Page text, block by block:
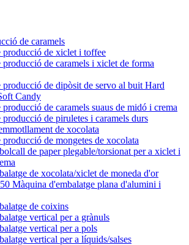
de caramels
producció de xiclet i toffee
de caramels i xiclet de forma
de dipòsit de servo al buit Hard
Candy
de caramels suaus de midó i crema
de piruletes i caramels durs
de xocolata
de mongetes de xocolata
de paper plegable/torsionat per a xiclet i
de xocolata/xiclet de moneda d'or
Màquina d'embalatge plana d'alumini i
de coixins
vertical per a grànuls
vertical per a pols
vertical per a líquids/salses